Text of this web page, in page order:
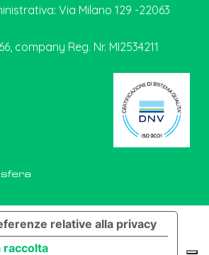
Via Milano 129 -22063
company Reg. Nr. MI2534211
raccolta
relative alla privacy